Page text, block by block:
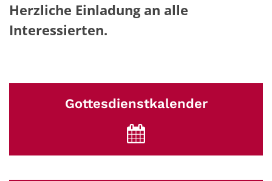
Herzliche Einladung an alle
Interessierten.
Gottesdienstkalender